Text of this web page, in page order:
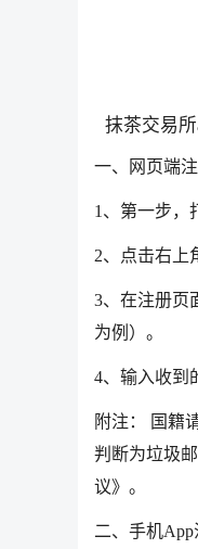
抹茶交易
一、网页端
1、第一步，
2、点击右上
3、在注册页
为例）。
4、输入收到
附注： 国籍
判断为垃圾
议》。
二、手机App